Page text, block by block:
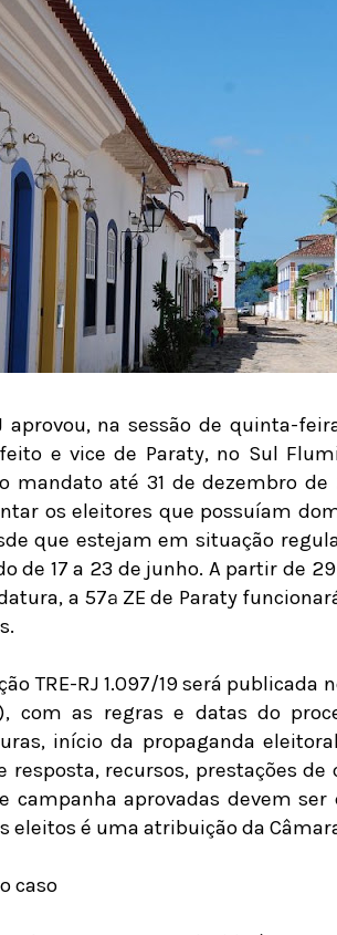
aprovou, na sessão de quinta-
e vice de Paraty, no Sul
mandato até 31 de dezembro
os eleitores que possuíam
que estejam em situação
de 17 a 23 de junho. A partir de
a 57ª ZE de Paraty
TRE-RJ 1.097/19 será
com as regras e datas do
início da propaganda
resposta, recursos, prestações
campanha aprovadas devem
eleitos é uma atribuição da
caso